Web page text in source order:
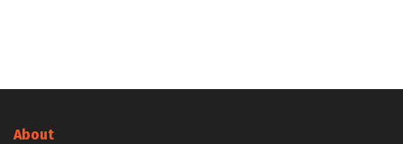
About